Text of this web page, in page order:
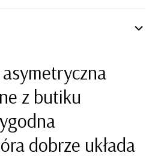
z butiku
dobrze układa